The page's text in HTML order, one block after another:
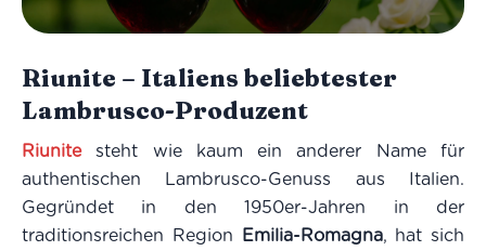
Riunite – Italiens beliebtester
Lambrusco-Produzent
Riunitesteht wie kaum ein anderer Name für
authentischen Lambrusco-Genuss aus Italien.
Gegründet in den 1950er-Jahren in der
traditionsreichen Region Emilia-Romagna, hat sich